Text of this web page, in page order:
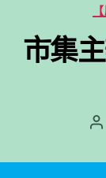
市集
文